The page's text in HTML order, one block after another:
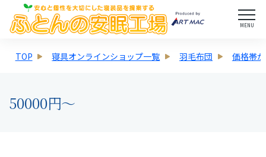
MENU
TOP 寝具オンラインショップ一覧 羽毛布団 価格帯
50000円～